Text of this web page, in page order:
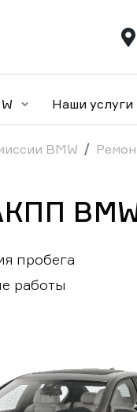
Наши услуги
BMW
пробега
работы